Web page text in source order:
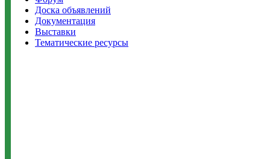
Доска объявлений
Документация
Выставки
Тематические ресурсы